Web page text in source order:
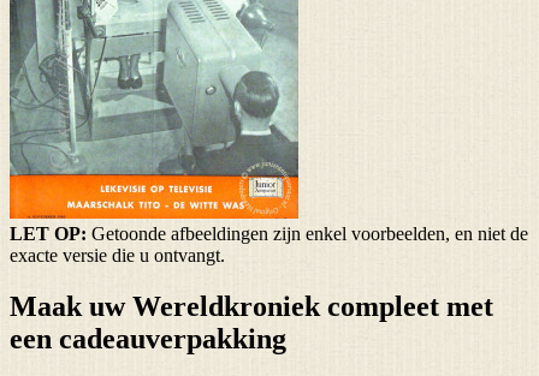
LET OP: Getoonde afbeeldingen zijn enkel voorbeelden, en niet de
exacte versie die u ontvangt.
Maak uw Wereldkroniek compleet met
een cadeauverpakking